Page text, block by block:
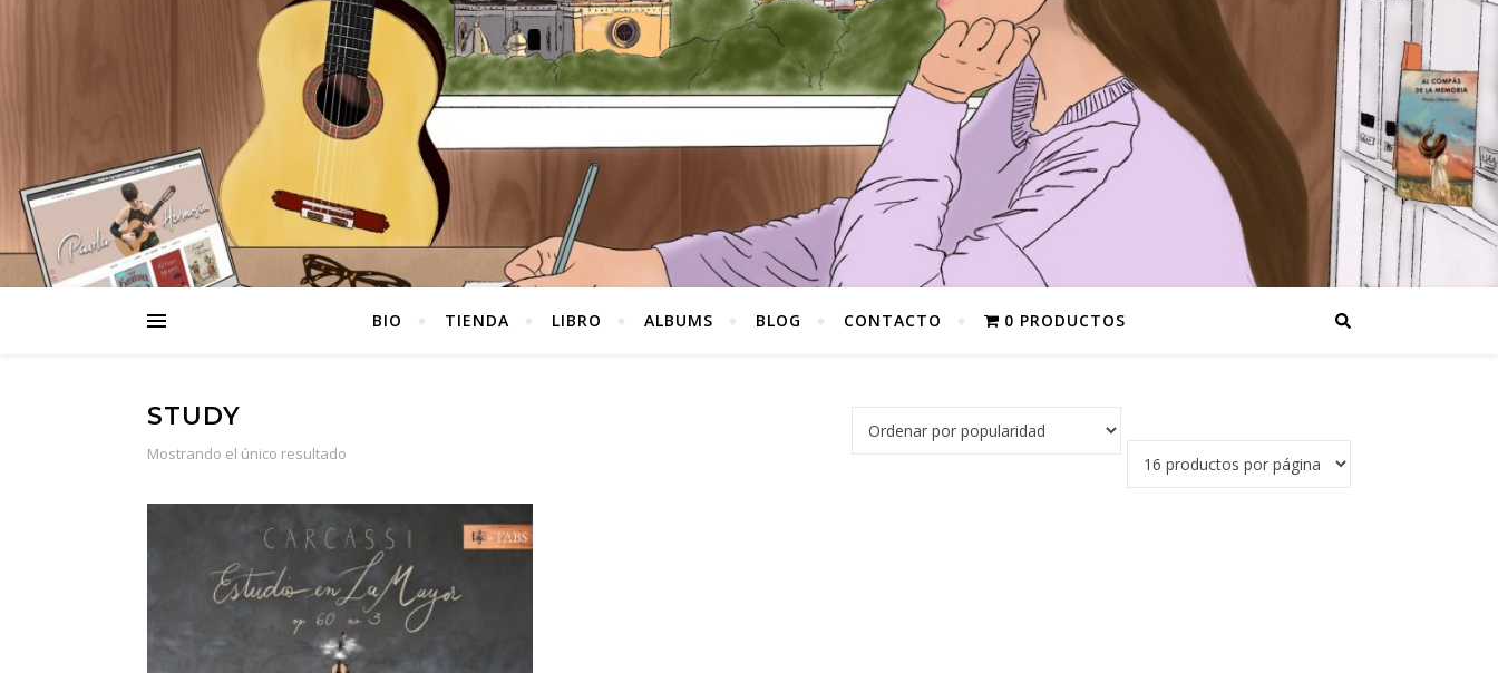
BIO TIENDA LIBRO ALBUMS BLOG CONTACTO 0 PRODUCTOS
STUDY
Mostrando el único resultado